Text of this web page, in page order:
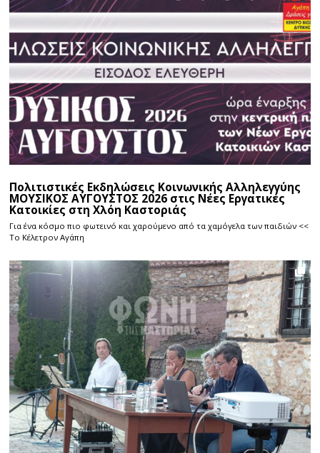
Πολιτιστικές Εκδηλώσεις Κοινωνικής Αλληλεγγύης
ΜΟΥΣΙΚΟΣ ΑΥΓΟΥΣΤΟΣ 2026 στις Νέες Εργατικές
Κατοικίες στη Χλόη Καστοριάς
Για ένα κόσμο πιο φωτεινό και χαρούμενο από τα χαμόγελα των παιδιών <<
Το Κέλετρον Αγάπη